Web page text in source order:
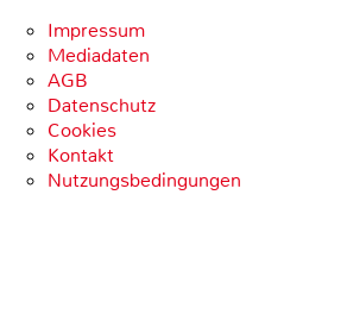
Impressum
Mediadaten
AGB
Datenschutz
Cookies
Kontakt
Nutzungsbedingungen